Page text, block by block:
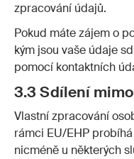
zpracování údajů.
Pokud máte zájem o
kým jsou vaše údaje
pomocí kontaktních
3.3 Sdílení
Vlastní zpracování
rámci EU/EHP
nicméně u některých